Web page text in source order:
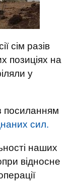
сім разів
позиціях на
у
посиланням
сил.
наших
відносне